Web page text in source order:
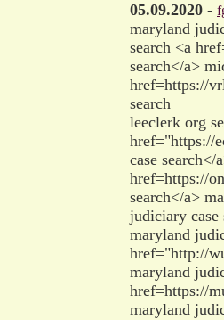
05.09.2020 -
maryland
search <a
search</a>
href=https://
search
leeclerk org
href="https://
case search</
href=https://
search</a>
judiciary case
maryland
href="http://
maryland
href=https://
maryland